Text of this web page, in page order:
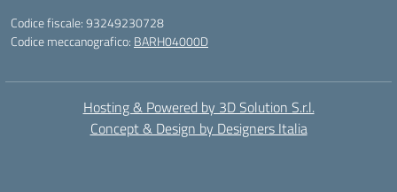
Codice fiscale: 93249230728
Codice meccanografico: BARH04000D
Hosting & Powered by 3D Solution S.r.l.
Concept & Design by Designers Italia